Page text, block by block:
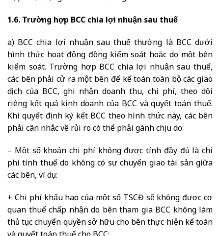
1.6. Trường hợp BCC chia lợi nhuận sau thuế
a) BCC chia lợi nhuận sau thuế thường là BCC dưới
hình thức hoạt động đồng kiểm soát hoặc do một bên
kiểm soát. Trường hợp BCC chia lợi nhuận sau thuế,
các bên phải cử ra một bên để kế toán toàn bộ các giao
dịch của BCC, ghi nhận doanh thu, chi phí, theo dõi
riêng kết quả kinh doanh của BCC và quyết toán thuế.
Khi quyết định ký kết BCC theo hình thức này, các bên
phải cân nhắc về rủi ro có thể phải gánh chịu do:
– Một số khoản chi phí không được tính đầy đủ là chi
phí tính thuế do không có sự chuyển giao tài sản giữa
các bên, ví dụ:
+ Chi phí khấu hao của một số TSCĐ sẽ không được cơ
quan thuế chấp nhận do bên tham gia BCC không làm
thủ tục chuyển quyền sở hữu cho bên thực hiện kế toán